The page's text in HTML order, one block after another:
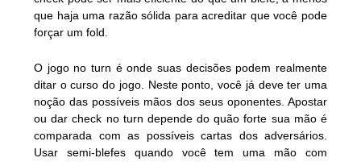
que haja uma razão sólida para acreditar que você pode
forçar um fold.
O jogo no turn é onde suas decisões podem realmente
ditar o curso do jogo. Neste ponto, você já deve ter uma
noção das possíveis mãos dos seus oponentes. Apostar
ou dar check no turn depende do quão forte sua mão é
comparada com as possíveis cartas dos adversários.
Usar semi-blefes quando você tem uma mão com